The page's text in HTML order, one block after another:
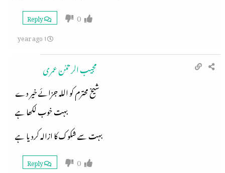
0
Reply
1 year ago
مجیب الرحمٰن عمری
شیخ محترم کو اللہ جزائے خیر دے
بہت خوب لکھا ہے
بہت سے شکوک کا ازالہ کردیا ہے
0
Reply